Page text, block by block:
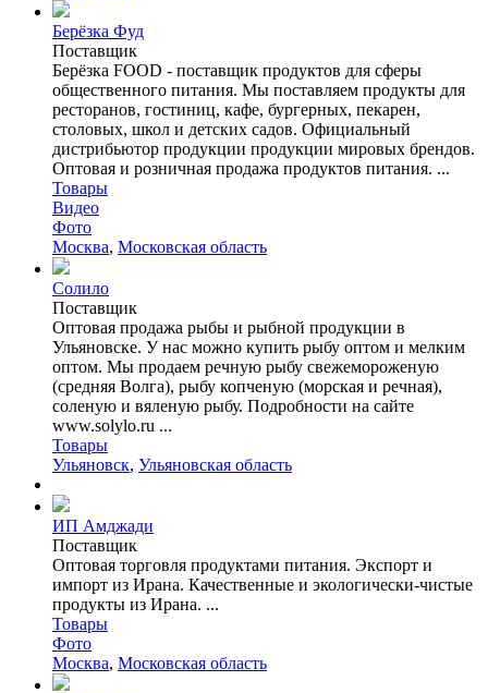
Берёзка Фуд
Поставщик
Берёзка FOOD - поставщик продуктов для сферы
общественного питания. Мы поставляем продукты для
ресторанов, гостиниц, кафе, бургерных, пекарен,
столовых, школ и детских садов. Официальный
дистрибьютор продукции продукции мировых брендов.
Оптовая и розничная продажа продуктов питания. ...
Товары
Видео
Фото
Москва, Московская область
Солило
Поставщик
Оптовая продажа рыбы и рыбной продукции в
Ульяновске. У нас можно купить рыбу оптом и мелким
оптом. Мы продаем речную рыбу свежемороженую
(средняя Волга), рыбу копченую (морская и речная),
соленую и вяленую рыбу. Подробности на сайте
www.solylo.ru ...
Товары
Ульяновск, Ульяновская область
ИП Амджади
Поставщик
Оптовая торговля продуктами питания. Экспорт и
импорт из Ирана. Качественные и экологически-чистые
продукты из Ирана. ...
Товары
Фото
Москва, Московская область